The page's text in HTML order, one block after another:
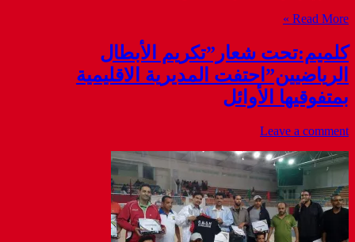
Read More »
كلميم:تحت شعار”تكريم اﻷبطال
الرياضيين”احتفت المديرية الاقليمية
بمتفوقيها اﻷوائل
Leave a comment